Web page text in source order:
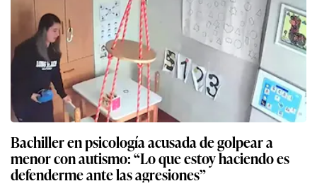
Bachiller en psicología acusada de golpear a
menor con autismo: “Lo que estoy haciendo es
defenderme ante las agresiones”